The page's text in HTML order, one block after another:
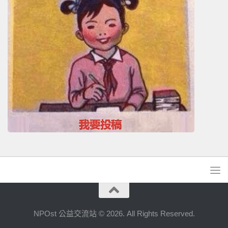
NPOst 公益交流站 © 2026. All Rights Reserved.